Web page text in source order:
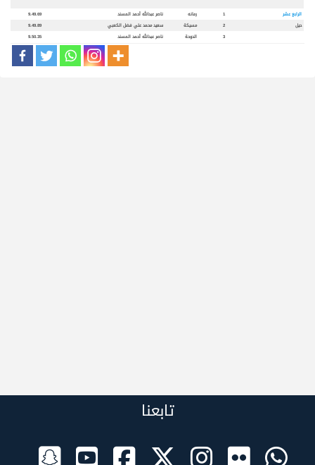
الرابع عشر 1 رمانه ناصر عبدالله أحمد المسند
9.49.69
حيل
2 مسيكة سعيد محمد علي فضل الكعبي
9.49.89
3
الدوحة ناصر عبدالله أحمد المسند 9.50.35
تابعنا